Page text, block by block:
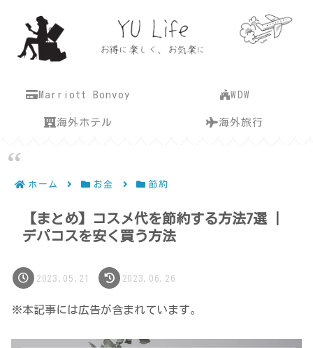
Marriott Bonvoy WDW
海外ホテル 海外旅行
ホーム お金 節約
【まとめ】コスメ代を節約する方法7選 |
デパコスを安く買う方法
2023.05.21 2023.06.26
※本記事には広告が含まれています。